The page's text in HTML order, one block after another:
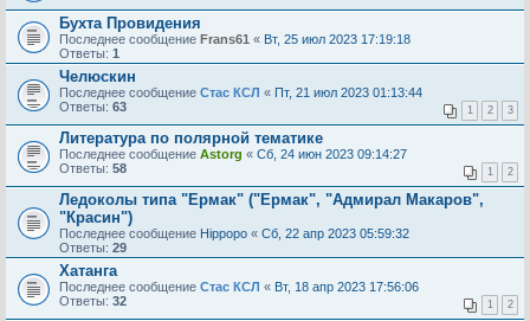
Бухта Провидения
Последнее сообщение Frans61 « Вт, 25 июл 2023 17:19:18
Ответы: 1
Челюскин
Последнее сообщение Стас КСЛ « Пт, 21 июл 2023 01:13:44
Ответы: 63 1 2 3
Литература по полярной тематике
Последнее сообщение Astorg « Сб, 24 июн 2023 09:14:27
Ответы: 58 1 2
Ледоколы типа "Ермак" ("Ермак", "Адмирал Макаров",
"Красин")
Последнее сообщение Hippopo « Сб, 22 апр 2023 05:59:32
Ответы: 29
Хатанга
Последнее сообщение Стас КСЛ « Вт, 18 апр 2023 17:56:06
Ответы: 32 1 2